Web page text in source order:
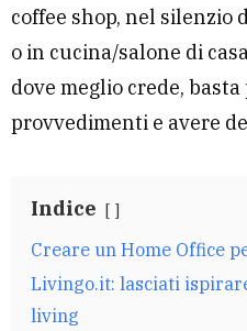
coffee shop, nel silenzio
o in cucina/salone di
dove meglio crede,
provvedimenti e avere
Indice
Creare un Home Office
Livingo.it: lasciati
living